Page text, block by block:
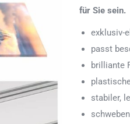
für Sie sein.
exklusiv-
passt
brilliante
stabiler,